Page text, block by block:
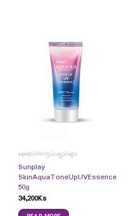
နေရောင်ကာကွယ်ပစ္စည်းများ
Sunplay
SkinAquaToneUpUVEssence
50g
34,200Ks